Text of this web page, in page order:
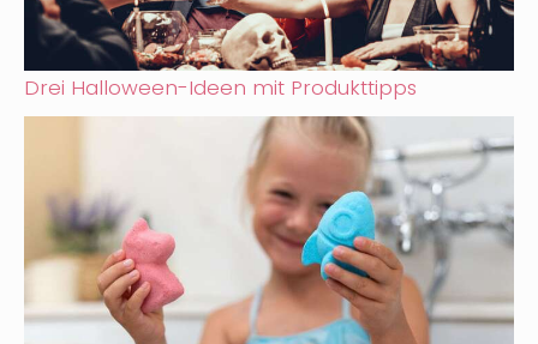
Drei Halloween-Ideen mit Produkttipps